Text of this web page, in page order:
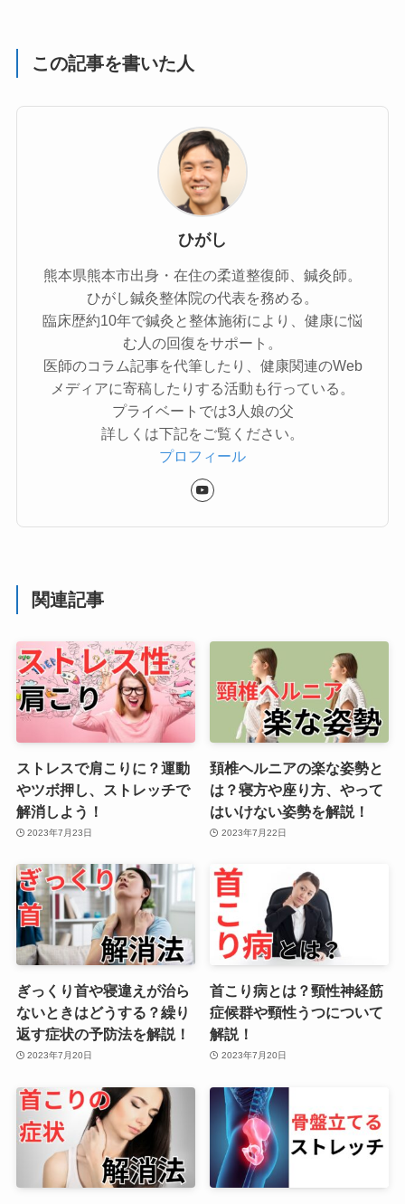
この記事を書いた人
ひがし
熊本県熊本市出身・在住の柔道整復師、鍼灸師。
ひがし鍼灸整体院の代表を務める。
臨床歴約10年で鍼灸と整体施術により、健康に悩
む人の回復をサポート。
医師のコラム記事を代筆したり、健康関連のWeb
メディアに寄稿したりする活動も行っている。
プライベートでは3人娘の父
詳しくは下記をご覧ください。
プロフィール
関連記事
ストレスで肩こりに？運動
やツボ押し、ストレッチで
解消しよう！
2023年7月23日
頚椎ヘルニアの楽な姿勢と
は？寝方や座り方、やって
はいけない姿勢を解説！
2023年7月22日
ぎっくり首や寝違えが治ら
ないときはどうする？繰り
返す症状の予防法を解説！
2023年7月20日
首こり病とは？頸性神経筋
症候群や頸性うつについて
解説！
2023年7月20日